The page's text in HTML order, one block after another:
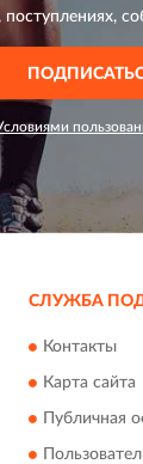
поступлениях,
СЛУЖБА
Контакты
Карта сайта
Публичная